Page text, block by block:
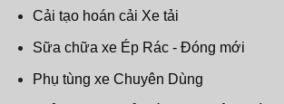
Cải tạo hoán cải Xe tải
Sữa chữa xe Ép Rác - Đóng mới
Phụ tùng xe Chuyên Dùng